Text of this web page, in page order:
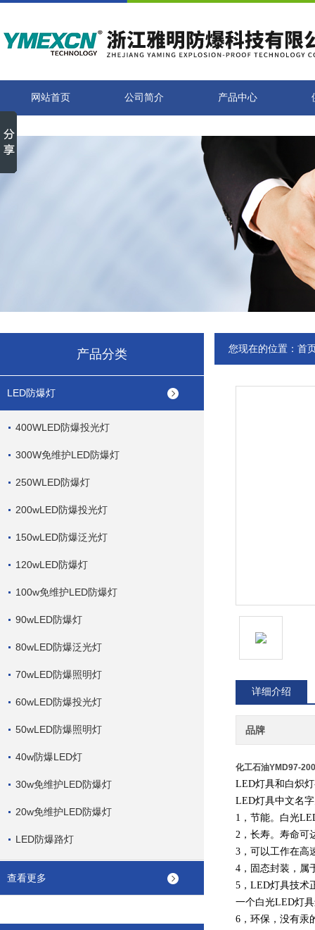
网站首页 公司简介 产品中心
产品分类
LED防爆灯
400WLED防爆投光灯
300W免维护LED防爆灯
250WLED防爆灯
200wLED防爆投光灯
150wLED防爆泛光灯
120wLED防爆灯
100w免维护LED防爆灯
90wLED防爆灯
80wLED防爆泛光灯
70wLED防爆照明灯
60wLED防爆投光灯
50wLED防爆照明灯
40w防爆LED灯
30w免维护LED防爆灯
20w免维护LED防爆灯
LED防爆路灯
查看更多
您现在的位置： 首
详细介绍
品牌
化工石油YMD97-
LED灯具和白炽
LED灯具中文名
1，节能。白光
2，长寿。寿命可
3，可以工作在高
4，固态封装，属
5，LED灯具技术
一个白光LED灯
6，环保，没有汞